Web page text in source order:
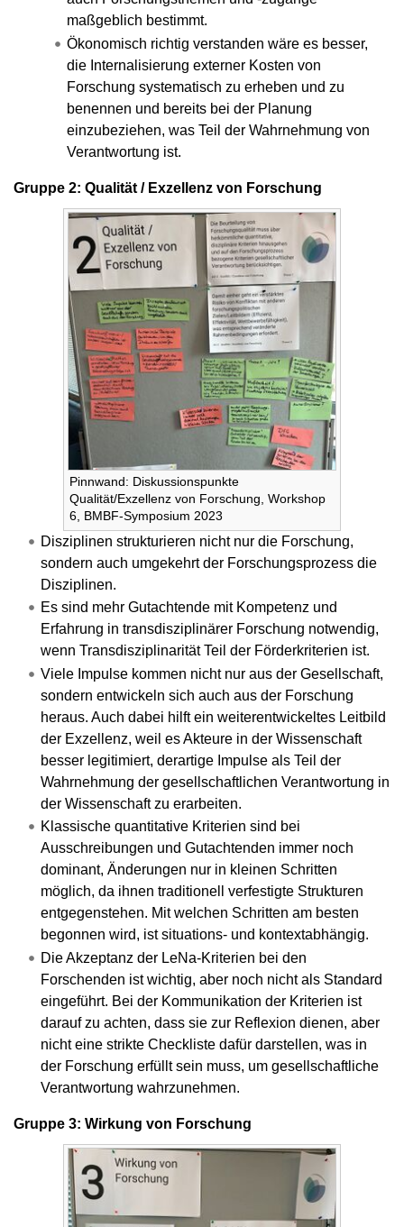
maßgeblich bestimmt.
Ökonomisch richtig verstanden wäre es besser,
die Internalisierung externer Kosten von
Forschung systematisch zu erheben und zu
benennen und bereits bei der Planung
einzubeziehen, was Teil der Wahrnehmung von
Verantwortung ist.
Gruppe 2: Qualität / Exzellenz von Forschung
Pinnwand: Diskussionspunkte
Qualität/Exzellenz von Forschung, Workshop
6, BMBF-Symposium 2023
Disziplinen strukturieren nicht nur die Forschung,
sondern auch umgekehrt der Forschungsprozess die
Disziplinen.
Es sind mehr Gutachtende mit Kompetenz und
Erfahrung in transdisziplinärer Forschung notwendig,
wenn Transdisziplinarität Teil der Förderkriterien ist.
Viele Impulse kommen nicht nur aus der Gesellschaft,
sondern entwickeln sich auch aus der Forschung
heraus. Auch dabei hilft ein weiterentwickeltes Leitbild
der Exzellenz, weil es Akteure in der Wissenschaft
besser legitimiert, derartige Impulse als Teil der
Wahrnehmung der gesellschaftlichen Verantwortung in
der Wissenschaft zu erarbeiten.
Klassische quantitative Kriterien sind bei
Ausschreibungen und Gutachtenden immer noch
dominant, Änderungen nur in kleinen Schritten
möglich, da ihnen traditionell verfestigte Strukturen
entgegenstehen. Mit welchen Schritten am besten
begonnen wird, ist situations- und kontextabhängig.
Die Akzeptanz der LeNa-Kriterien bei den
Forschenden ist wichtig, aber noch nicht als Standard
eingeführt. Bei der Kommunikation der Kriterien ist
darauf zu achten, dass sie zur Reflexion dienen, aber
nicht eine strikte Checkliste dafür darstellen, was in
der Forschung erfüllt sein muss, um gesellschaftliche
Verantwortung wahrzunehmen.
Gruppe 3: Wirkung von Forschung